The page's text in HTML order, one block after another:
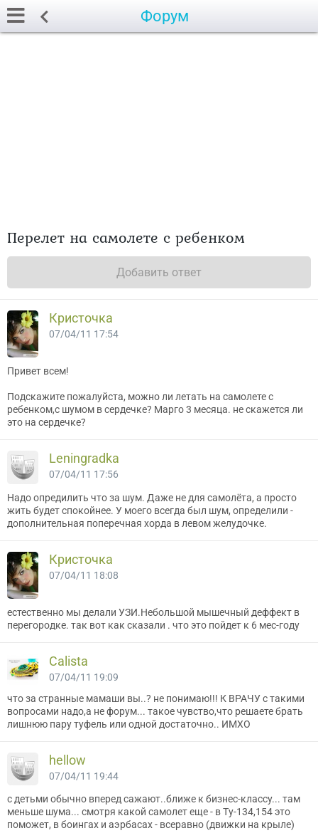
Форум
Перелет на самолете с ребенком
Добавить ответ
Кристочка
07/04/11 17:54
Привет всем!
Подскажите пожалуйста, можно ли летать на самолете с
ребенком,с шумом в сердечке? Марго 3 месяца. не скажется ли
это на сердечке?
Leningradka
07/04/11 17:56
Надо опредилить что за шум. Даже не для самолёта, а просто
жить будет спокойнее. У моего всегда был шум, определили -
дополнительная поперечная хорда в левом желудочке.
Кристочка
07/04/11 18:08
естественно мы делали УЗИ.Небольшой мышечный деффект в
перегородке. так вот как сказали . что это пойдет к 6 мес-году
Cаlistа
07/04/11 19:09
что за странные мамаши вы..? не понимаю!!! К ВРАЧУ с такими
вопросами надо,а не форум... такое чувство,что решаете брать
лишнюю пару туфель или одной достаточно.. ИМХО
hellow
07/04/11 19:44
с детьми обычно вперед сажают..ближе к бизнес-классу... там
меньше шума... смотря какой самолет еще - в Ту-134,154 это
поможет, в боингах и аэрбасах - всеравно (движки на крыле)